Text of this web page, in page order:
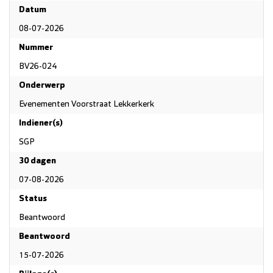
Datum
08-07-2026
Nummer
BV26-024
Onderwerp
Evenementen Voorstraat Lekkerkerk
Indiener(s)
SGP
30 dagen
07-08-2026
Status
Beantwoord
Beantwoord
15-07-2026